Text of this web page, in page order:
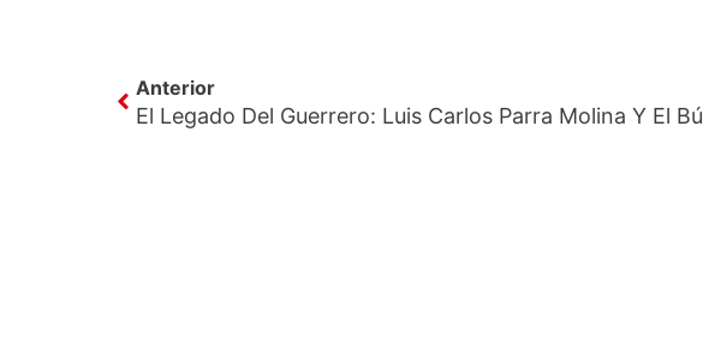
Anterior